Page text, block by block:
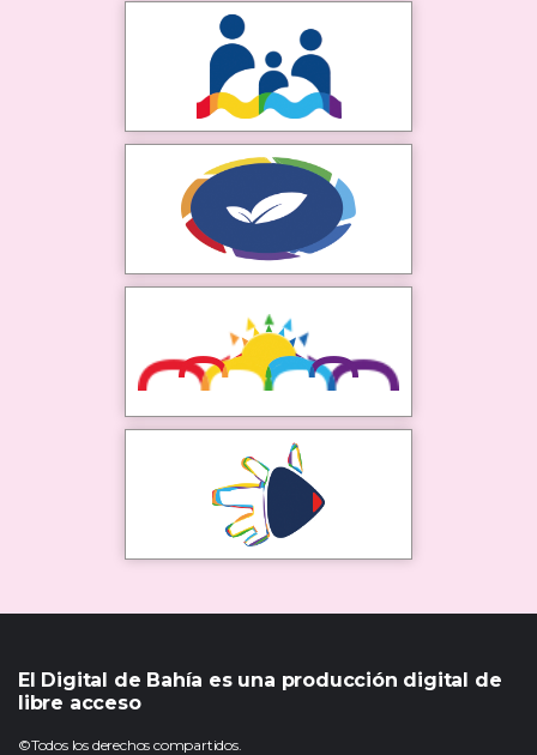
El Digital de Bahía es una producción digital de
libre acceso
©Todos los derechos compartidos.